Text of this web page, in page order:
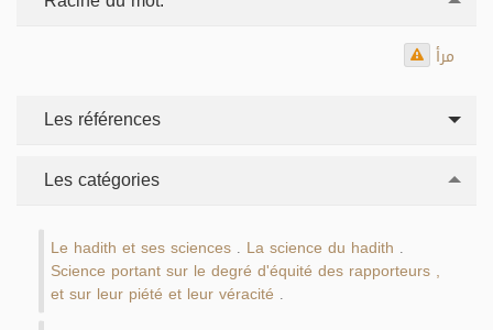
مرأ
Les références
Les catégories
Le hadith et ses sciences La science du hadith
Science portant sur le degré d'équité des rapporteurs ,
et sur leur piété et leur véracité